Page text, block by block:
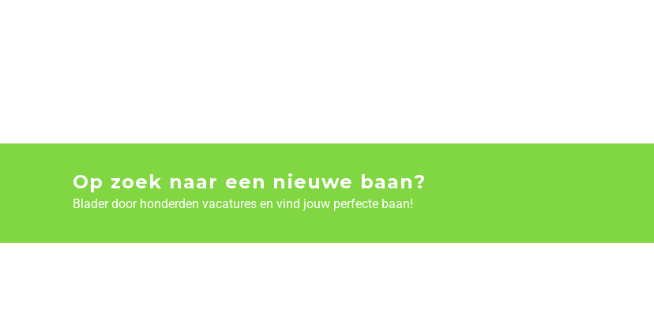
Op zoek naar een nieuwe baan?
Blader door honderden vacatures en vind jouw perfecte baan!